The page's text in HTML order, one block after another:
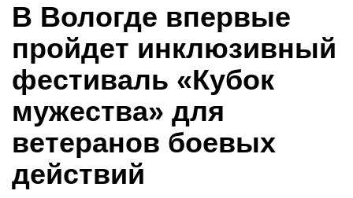
В Вологде впервые
пройдет инклюзивный
фестиваль «Кубок
мужества» для
ветеранов боевых
действий